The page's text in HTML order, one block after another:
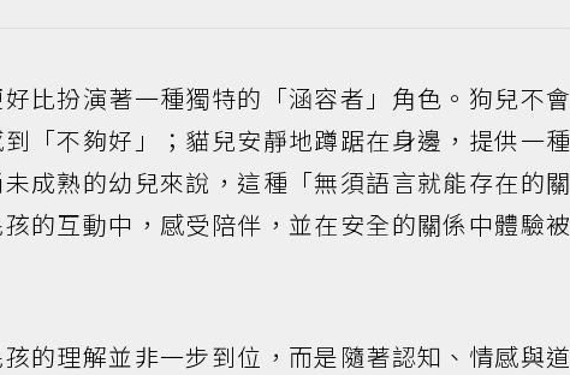
比扮演著一種獨特的「涵容者」角色。狗兒不會
「不夠好」；貓兒安靜地蹲踞在身邊，提供一種
成熟的幼兒來說，這種「無須語言就能存在的關
的互動中，感受陪伴，並在安全的關係中體驗被
的理解並非一步到位，而是隨著認知、情感與道